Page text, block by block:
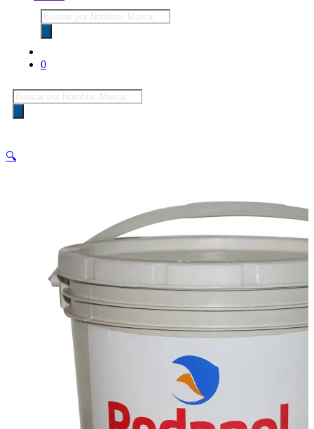
Búsqueda
de
productos
0
Búsqueda
de
productos
🔍